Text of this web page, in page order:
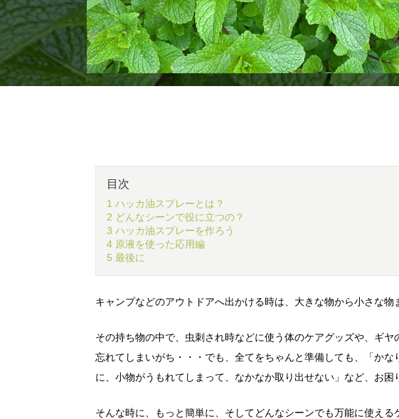
目次
1 ハッカ油スプレーとは？
2 どんなシーンで役に立つの？
3 ハッカ油スプレーを作ろう
4 原液を使った応用編
5 最後に
キャンプなどのアウトドアへ出かける時は、大きな物から小さな物
その持ち物の中で、虫刺され時などに使う体のケアグッズや、ギ
忘れてしまいがち・・・でも、全てをちゃんと準備しても、「か
に、小物がうもれてしまって、なかなか取り出せない」など、お困
そんな時に、もっと簡単に、そしてどんなシーンでも万能に使え